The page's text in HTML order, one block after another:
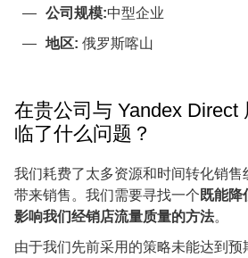
公司规模:中型企业
地区: 俄罗斯喀山
在贵公司与 Yandex Direct
临了什么问题？
我们耗费了太多资源和时间转化销
带来销售。我们需要寻找一个 既能降
影响我们经销店流量质量的方法。
由于我们先前采用的策略未能达到